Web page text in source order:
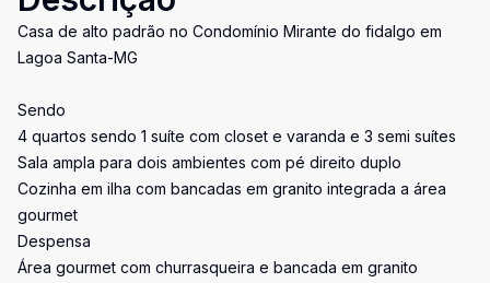
Casa de alto padrão no Condomínio Mirante do fidalgo em
Lagoa Santa-MG
Sendo
4 quartos sendo 1 suíte com closet e varanda e 3 semi suítes
Sala ampla para dois ambientes com pé direito duplo
Cozinha em ilha com bancadas em granito integrada a área
gourmet
Despensa
Área gourmet com churrasqueira e bancada em granito